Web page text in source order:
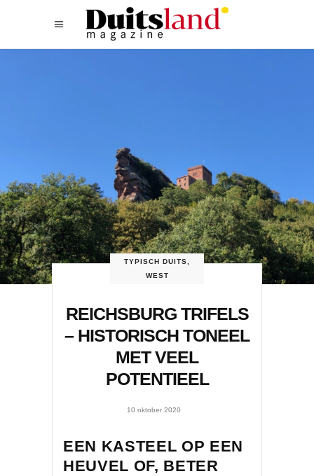
TYPISCH DUITS
WEST
REICHSBURG TRIFELS
– HISTORISCH TONEEL
MET VEEL
POTENTIEEL
10 oktober 2020
EEN KASTEEL OP EEN
HEUVEL OF, BETER